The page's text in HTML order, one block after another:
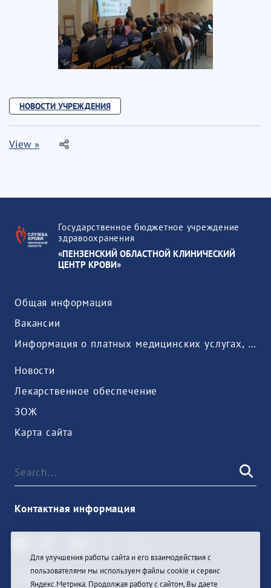
НОВОСТИ УЧРЕЖДЕНИЯ
View »
Государственное бюджетное учреждение
здравоохранения
«ПЕНЗЕНСКИЙ ОБЛАСТНОЙ КЛИНИЧЕСКИЙ
ЦЕНТР КРОВИ»
Общая информация
Вакансии
Информация о платных медицинских услугах, предоставляемых медицинской организацией
Новости
Лекарственное обеспечение
ЗОЖ
Карта сайта
Контактная информация
Sign In
Для улучшения работы сайта и его взаимодействия с
пользователями мы используем файлы cookie и сервис
Яндекс.Метрика. Продолжая работу с сайтом, Вы даете